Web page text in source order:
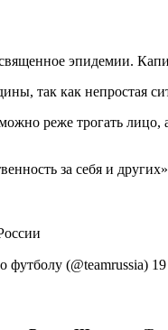
эпидемии.
так как непростая
реже трогать лицо,
за себя и
футболу (@teamrussia)